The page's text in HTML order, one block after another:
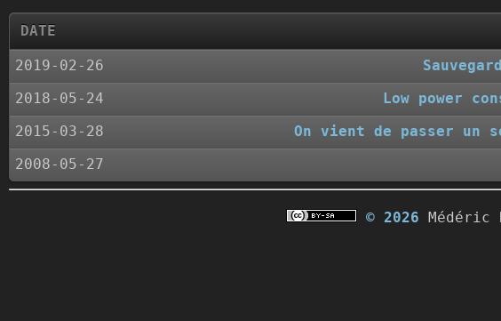
DATE
2019-02-26
2018-05-24
Low power
2015-03-28
On vient de passer un
2008-05-27
© 2026 Médéric